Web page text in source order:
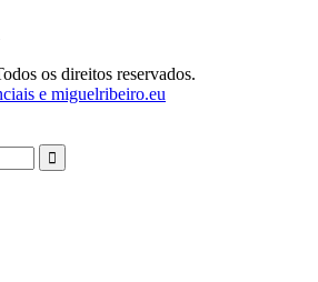
os direitos reservados.
e miguelribeiro.eu